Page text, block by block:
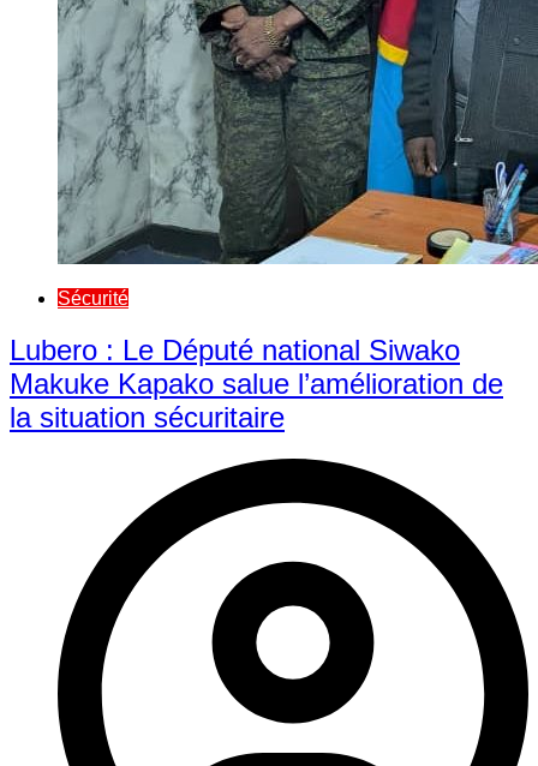
Sécurité
Lubero : Le Député national Siwako
Makuke Kapako salue l’amélioration de
la situation sécuritaire